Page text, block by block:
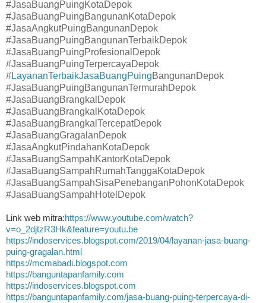
#JasaBuangPuingKotaDepok
#JasaBuangPuingBangunanKotaDepok
#JasaAngkutPuingBangunanDepok
#JasaBuangPuingBangunanTerbaikDepok
#JasaBuangPuingProfesionalDepok
#JasaBuangPuingTerpercayaDepok
#LayananTerbaikJasaBuangPuingBangunanDepok
#JasaBuangPuingBangunanTermurahDepok
#JasaBuangBrangkalDepok
#JasaBuangBrangkalKotaDepok
#JasaBuangBrangkalTercepatDepok
#JasaBuangGragalanDepok
#JasaAngkutPindahanKotaDepok
#JasaBuangSampahKantorKotaDepok
#JasaBuangSampahRumahTanggaKotaDepok
#JasaBuangSampahSisaPenebanganPohonKotaDepok
#JasaBuangSampahHotelDepok
Link web mitra:https://www.youtube.com/watch?
v=o_2djtzR3Hk&feature=youtu.be
https://indoservices.blogspot.com/2019/04/layanan-jasa-buang-
puing-gragalan.html
https://mcmabadi.blogspot.com
https://banguntapanfamily.com
https://indoservices.blogspot.com
https://banguntapanfamily.com/jasa-buang-puing-terpercaya-di-